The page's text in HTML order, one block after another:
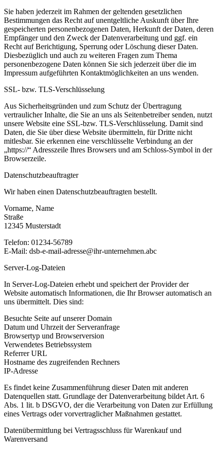
Sie haben jederzeit im Rahmen der geltenden gesetzlichen
Bestimmungen das Recht auf unentgeltliche Auskunft über Ihre
gespeicherten personenbezogenen Daten, Herkunft der Daten, deren
Empfänger und den Zweck der Datenverarbeitung und ggf. ein
Recht auf Berichtigung, Sperrung oder Löschung dieser Daten.
Diesbezüglich und auch zu weiteren Fragen zum Thema
personenbezogene Daten können Sie sich jederzeit über die im
Impressum aufgeführten Kontaktmöglichkeiten an uns wenden.
SSL- bzw. TLS-Verschlüsselung
Aus Sicherheitsgründen und zum Schutz der Übertragung
vertraulicher Inhalte, die Sie an uns als Seitenbetreiber senden, nutzt
unsere Website eine SSL-bzw. TLS-Verschlüsselung. Damit sind
Daten, die Sie über diese Website übermitteln, für Dritte nicht
mitlesbar. Sie erkennen eine verschlüsselte Verbindung an der
„https://“ Adresszeile Ihres Browsers und am Schloss-Symbol in der
Browserzeile.
Datenschutzbeauftragter
Wir haben einen Datenschutzbeauftragten bestellt.
Vorname, Name
Straße
12345 Musterstadt
Telefon: 01234-56789
E-Mail: dsb-e-mail-adresse@ihr-unternehmen.abc
Server-Log-Dateien
In Server-Log-Dateien erhebt und speichert der Provider der
Website automatisch Informationen, die Ihr Browser automatisch an
uns übermittelt. Dies sind:
Besuchte Seite auf unserer Domain
Datum und Uhrzeit der Serveranfrage
Browsertyp und Browserversion
Verwendetes Betriebssystem
Referrer URL
Hostname des zugreifenden Rechners
IP-Adresse
Es findet keine Zusammenführung dieser Daten mit anderen
Datenquellen statt. Grundlage der Datenverarbeitung bildet Art. 6
Abs. 1 lit. b DSGVO, der die Verarbeitung von Daten zur Erfüllung
eines Vertrags oder vorvertraglicher Maßnahmen gestattet.
Datenübermittlung bei Vertragsschluss für Warenkauf und
Warenversand